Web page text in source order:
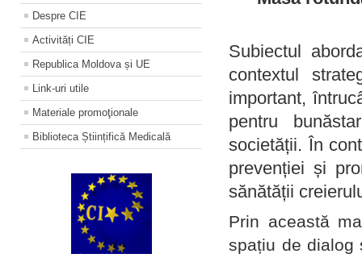
Despre CIE
Activități CIE
Republica Moldova și UE
Link-uri utile
Materiale promoţionale
Biblioteca Științifică Medicală
Subiectul
contextul
important,
pentru
societății. În
prevenției și
sănătății
Prin această
spațiu de dialog